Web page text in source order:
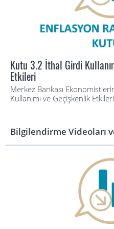
Kutu 3.2 İthal Girdi
Etkileri
Merkez Bankası
Kullanımı ve Geçişkenlik
Bilgilendirme Videoları